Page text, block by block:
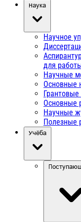
Наука
Научное
для
Научные
Основные
Основные
Научные
Полезные
Учёба